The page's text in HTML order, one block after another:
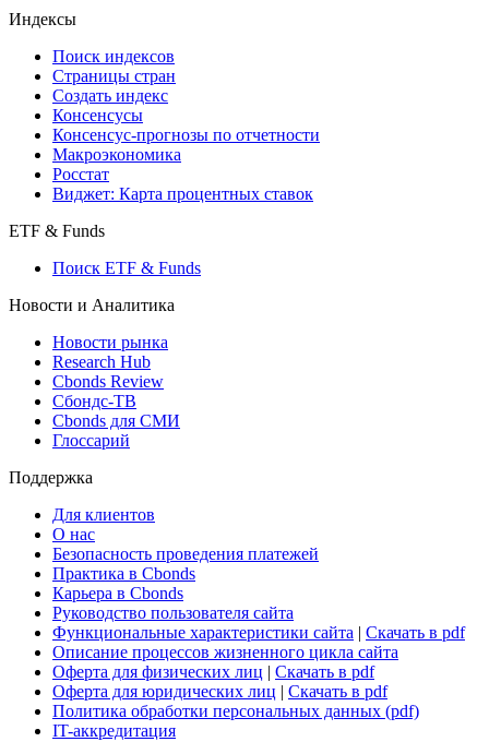
Индексы
Поиск индексов
Страницы стран
Создать индекс
Консенсусы
Консенсус-прогнозы по отчетности
Макроэкономика
Росстат
Виджет: Карта процентных ставок
ETF & Funds
Поиск ETF & Funds
Новости и Аналитика
Новости рынка
Research Hub
Cbonds Review
Сбондс-ТВ
Cbonds для СМИ
Глоссарий
Поддержка
Для клиентов
О нас
Безопасность проведения платежей
Практика в Cbonds
Карьера в Cbonds
Руководство пользователя сайта
Функциональные характеристики сайта | Скачать в pdf
Описание процессов жизненного цикла сайта
Оферта для физических лиц | Скачать в pdf
Оферта для юридических лиц | Скачать в pdf
Политика обработки персональных данных (pdf)
IT-аккредитация